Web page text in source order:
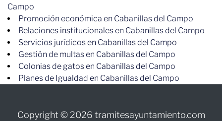
Campo
Promoción económica en Cabanillas del Campo
Relaciones institucionales en Cabanillas del Campo
Servicios jurídicos en Cabanillas del Campo
Gestión de multas en Cabanillas del Campo
Colonias de gatos en Cabanillas del Campo
Planes de Igualdad en Cabanillas del Campo
Copyright © 2026 tramitesayuntamiento.com